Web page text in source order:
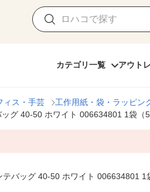
カテゴリ一覧 アウト
ィス・手芸 工作用紙・袋・ラッピン
グ 40-50 ホワイト 006634801 1袋（5